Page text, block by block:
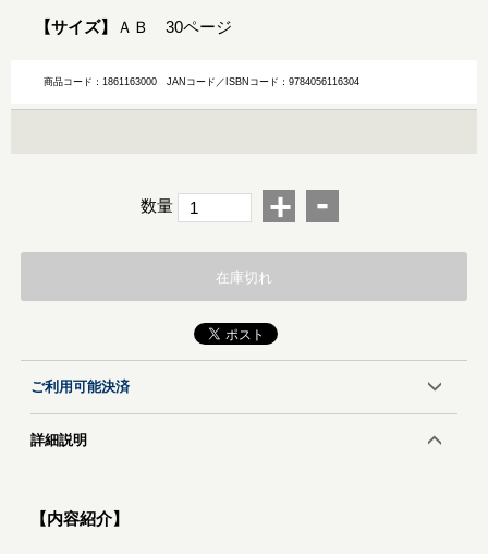
【サイズ】 ＡＢ 30ページ
商品コード：1861163000JANコード／ISBNコード：9784056116304
数量 + -
在庫切れ
ご利用可能決済
詳細説明
【内容紹介】